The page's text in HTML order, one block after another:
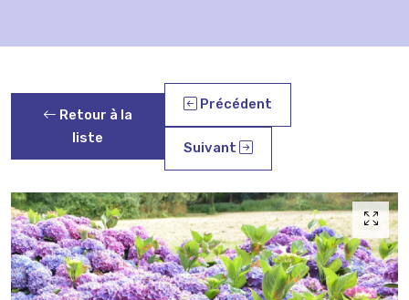
Retour à la
liste
Précédent
Suivant